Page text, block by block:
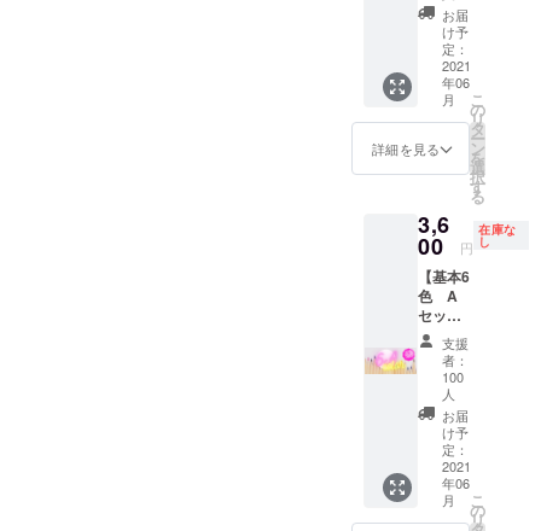
アメジ
スト
キウイ
グリー
レッ
ウォー
ター
ンク
ロイヤ
ルパー
プル
ゴール
ド シ
ルバー
透明
ホログ
ラム
ホログ
ラム
ゴール
ログラ
ムシル
しま
す。
【商品
内容】
・商
品 ウ
チハ
ク お
アプ
リケー
ショ
ン 10
枚
（4cm×
10cm）
・ウチ
ハク規
格 各
ラー：
3cm幅
×30M／
6cm幅
チハク
アプリ
ケー
ション
●収録数
ウチハ
ク 3本
（各
×10M）
ケー
ショ
ン 5枚
（4cm×
10cm）
●収録ウ
チハク
カラー
（予
定）
ゴール
ルバー
透明
ホログ
ラム ※
お届
け予
定：
2021
年06
月
詳細を見る
こ
の
リ
タ
ー
ン
を
選
択
す
る
3,6
00 円
在庫な
し
【基本6
色 A
セッ
ト】 ■
セット
内容 ウ
チハク
アプリ
ケー
ション
●収録数
ウチハ
ク 6本
支援
者：
100
人
お届
け予
定：
2021
年06
月
こ
の
リ